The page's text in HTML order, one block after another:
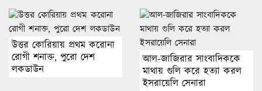
উত্তর কোরিয়ায় প্রথম করোনা
রোগী শনাক্ত, পুরো দেশ
লকডাউন
আল-জাজিরার সাংবাদিককে
মাথায় গুলি করে হত্যা করল
ইসরায়েলি সেনারা